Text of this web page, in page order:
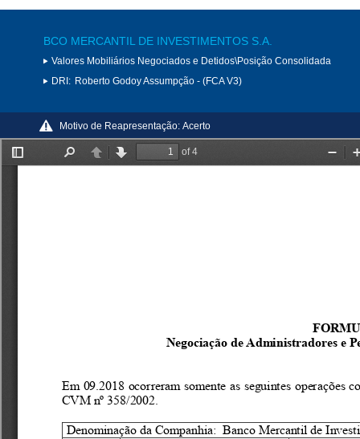
BCO MERCANTIL DE INVESTIMENTOS S.A.
Valores Mobiliários Negociados e Detidos\Posição Consolidada
DRI: Roberto Godoy Assumpção - (FCA V3)
Motivo de Reapresentação: Acerto